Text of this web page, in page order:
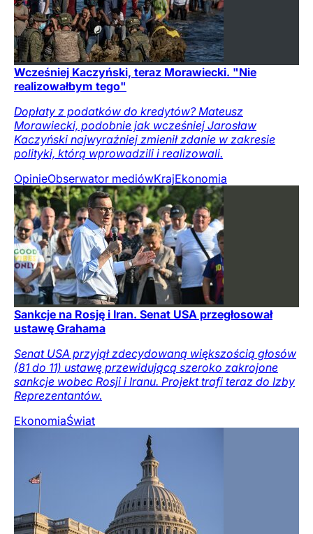
Wcześniej Kaczyński, teraz Morawiecki. "Nie
realizowałbym tego"
Dopłaty z podatków do kredytów? Mateusz
Morawiecki, podobnie jak wcześniej Jarosław
Kaczyński najwyraźniej zmienił zdanie w zakresie
polityki, którą wprowadzili i realizowali.
OpinieObserwator mediówKrajEkonomia
Sankcje na Rosję i Iran. Senat USA przegłosował
ustawę Grahama
Senat USA przyjął zdecydowaną większością głosów
(81 do 11) ustawę przewidującą szeroko zakrojone
sankcje wobec Rosji i Iranu. Projekt trafi teraz do Izby
Reprezentantów.
EkonomiaŚwiat